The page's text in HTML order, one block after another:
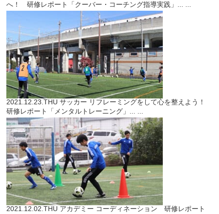
へ！ 研修レポート「クーバー・コーチング指導実践」... ...
2021.12.23.THU サッカー リフレーミングをして心を整えよう！
研修レポート「メンタルトレーニング」... ...
2021.12.02.THU アカデミー コーディネーション 研修レポート